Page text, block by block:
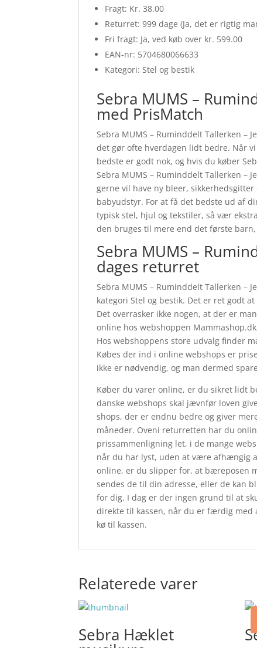
Fragt: Kr. 38.00
Returret: 999 dage (Ja, det er rigtig
Fri fragt: Ja, ved køb over kr. 599.00
EAN-nr: 5704680066633
Kategori: Stel og bestik
Sebra MUMS –
med PrisMatch
Sebra MUMS – Ruminddelt Tallerken –
det gør ofte hverdagen lidt bedre. Når
bedste er godt nok, og hvis du køber
Sebra MUMS – Ruminddelt Tallerken –
gerne vil have ny bleer,
babyudstyr. For at få det bedste ud af
typisk stel, hjul og tekstiler, så vær
den bruges til mere end det første
Sebra MUMS –
dages returret
Sebra MUMS – Ruminddelt Tallerken –
kategori Stel og bestik. Det er ret godt
Det overrasker ikke nogen, at der er
online hos webshoppen
Hos webshoppens store udvalg finder
Købes der ind i online webshops er
ikke er nødvendig, og man dermed
Køber du varer online, er du sikret lidt
danske webshops skal jævnfør loven
shops, der er endnu bedre og giver
måneder. Oveni returretten har du
prissammenligning let, i de mange
når du har lyst, uden at være afhængig
online, er du slipper for, at bæreposen
sendes de til din adresse, eller de kan
for dig. I dag er der ingen grund til at
direkte til kassen, når du er færdig
kø til kassen.
Relaterede varer
Sebra Hæklet